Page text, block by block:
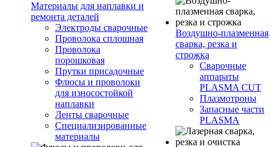
Материалы для наплавки и
ремонта деталей
Электроды сварочные
Проволока сплошная
Проволока
порошковая
Прутки присадочные
Флюсы и проволоки
для износостойкой
наплавки
Ленты сварочные
Специализированные
материалы
Воздушно-плазменная
сварка, резка и
строжка
Сварочные
аппараты
PLASMA CUT
Плазмотроны
Запасные части
PLASMA